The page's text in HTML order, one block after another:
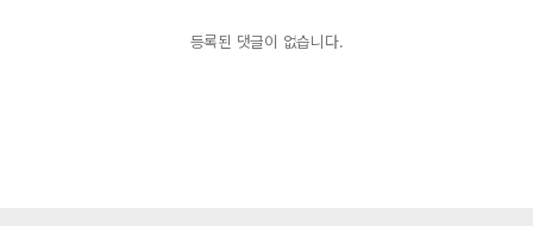
등록된 댓글이 없습니다.